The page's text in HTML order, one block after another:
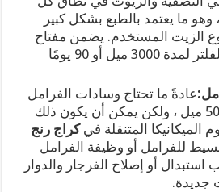
6000 ميل ، وهو ما يعتمد بالطبع بشكل كبير
الزيت المستخدم. يضمن مفتاح
الربط تغيير الزيت والفلتر لمدة 3000 ميل أو 90 يومًا
عادةً ما تحتاج وسادات الفرامل
إلى استبدال كل 50000 ميل ، ولكن يمكن أن يكون ذلك
المتنقلة فيكراج رنج
للفرامل أو وظيفة الفرامل
استبدال أو إصلاح الفرجار والدوار
جديدة.